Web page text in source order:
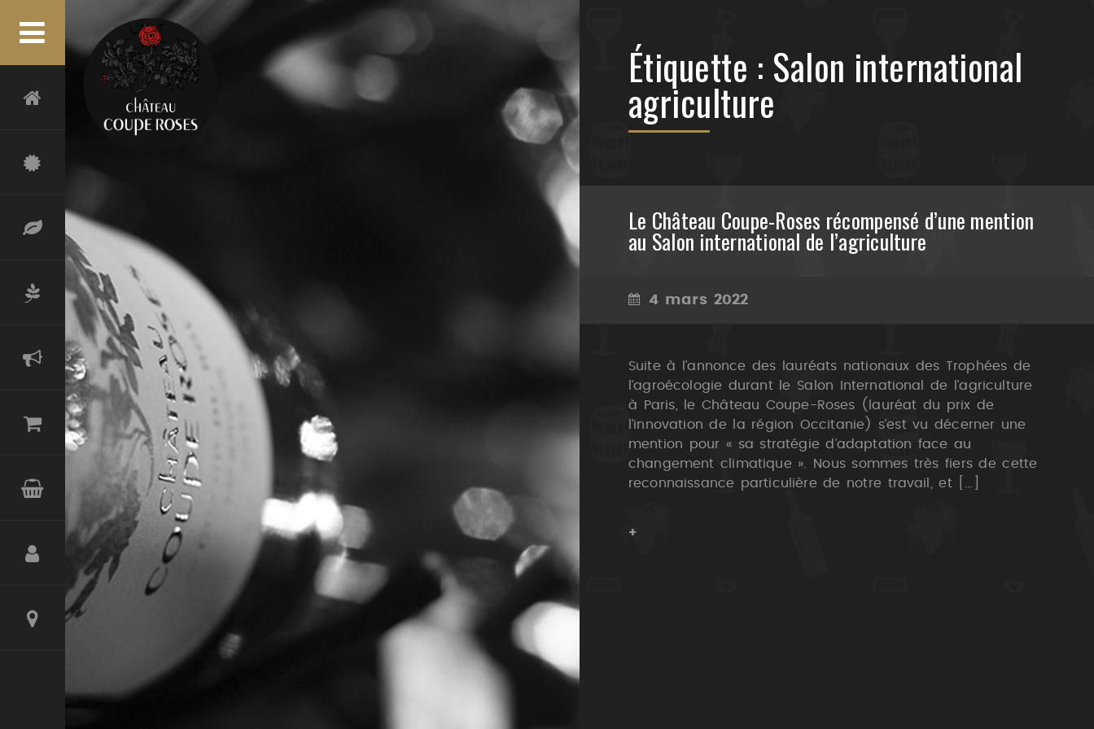
Étiquette : Salon international
agriculture
Le Château Coupe-Roses récompensé d’une mention
au Salon international de l’agriculture
4 mars 2022
Suite à l’annonce des lauréats nationaux des Trophées de
l’agroécologie durant le Salon International de l’agriculture
à Paris, le Château Coupe-Roses (lauréat du prix de
l’innovation de la région Occitanie) s’est vu décerner une
mention pour « sa stratégie d’adaptation face au
changement climatique ». Nous sommes très fiers de cette
reconnaissance particulière de notre travail, et […]
+